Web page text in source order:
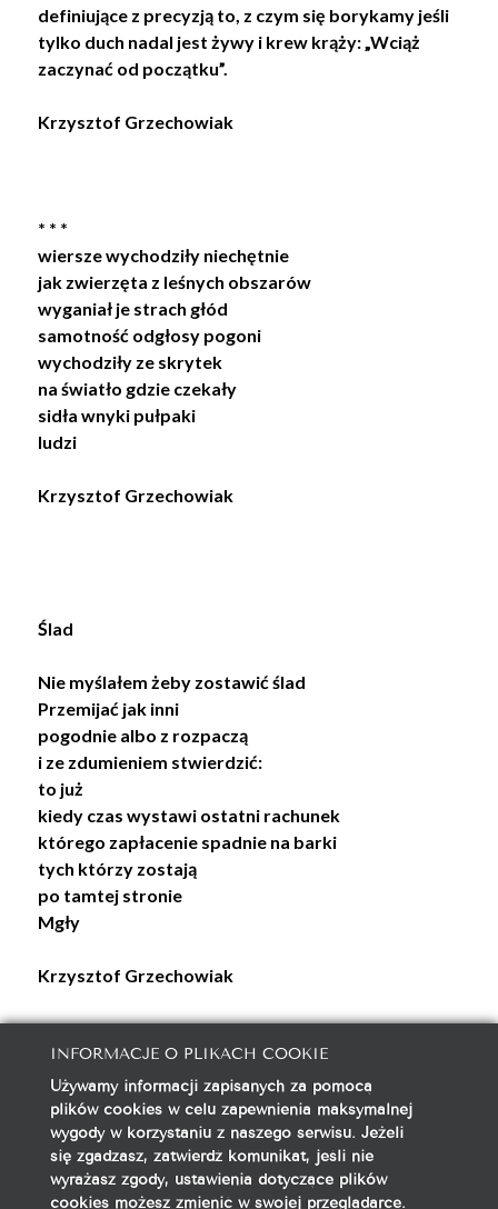
definiujące z precyzją to, z czym się borykamy jeśli
tylko duch nadal jest żywy i krew krąży: „Wciąż
zaczynać od początku”.
Krzysztof Grzechowiak
* * *
wiersze wychodziły niechętnie
jak zwierzęta z leśnych obszarów
wyganiał je strach głód
samotność odgłosy pogoni
wychodziły ze skrytek
na światło gdzie czekały
sidła wnyki pułpaki
ludzi
Krzysztof Grzechowiak
Ślad
Nie myślałem żeby zostawić ślad
Przemijać jak inni
pogodnie albo z rozpaczą
i ze zdumieniem stwierdzić:
to już
kiedy czas wystawi ostatni rachunek
którego zapłacenie spadnie na barki
tych którzy zostają
po tamtej stronie
Mgły
Krzysztof Grzechowiak
galeria@autorska.pl
608 596 314
85-078 Bydgoszcz, ul. Chocimska 5
Na początek
INFORMACJE O PLIKACH COOKIE
Używamy informacji zapisanych za pomocą
plików cookies w celu zapewnienia maksymalnej
wygody w korzystaniu z naszego serwisu. Jeżeli
się zgadzasz, zatwierdź komunikat, jeśli nie
wyrażasz zgody, ustawienia dotyczące plików
cookies możesz zmienić w swojej przeglądarce.